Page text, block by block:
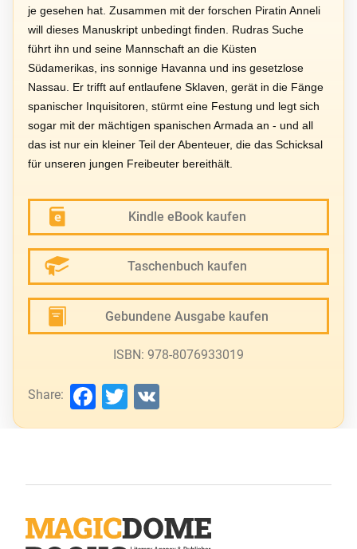
je gesehen hat. Zusammen mit der forschen Piratin Anneli
will dieses Manuskript unbedingt finden. Rudras Suche
führt ihn und seine Mannschaft an die Küsten
Südamerikas, ins sonnige Havanna und ins gesetzlose
Nassau. Er trifft auf entlaufene Sklaven, gerät in die Fänge
spanischer Inquisitoren, stürmt eine Festung und legt sich
sogar mit der mächtigen spanischen Armada an - und all
das ist nur ein kleiner Teil der Abenteuer, die das Schicksal
für unseren jungen Freibeuter bereithält.
Kindle eBook kaufen
Taschenbuch kaufen
Gebundene Ausgabe kaufen
ISBN: 978-8076933019
Share: Facebook
Twitter